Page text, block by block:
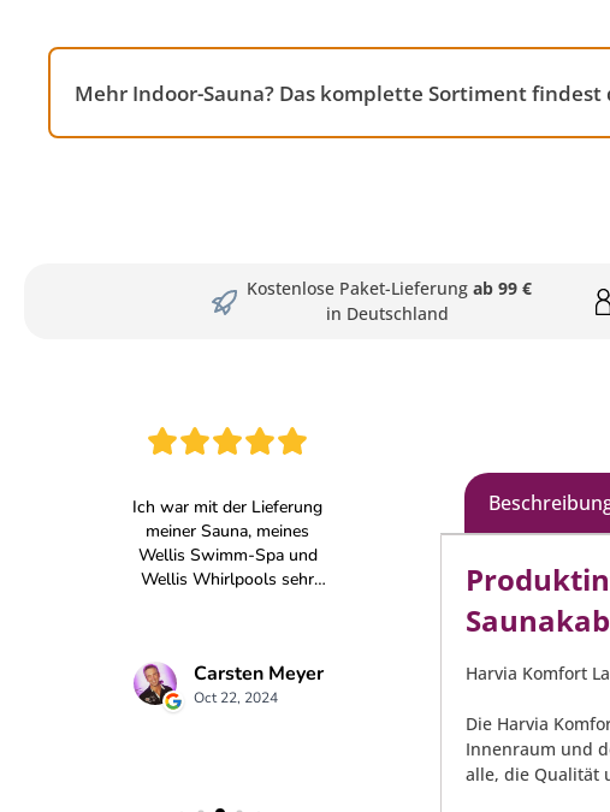
Mehr Indoor-Sauna? Das komplette Sortiment
Kostenlose Paket-Lieferung ab 99 €
in Deutschland
Harvia Komfort
Die Harvia
Innenraum und
alle, die Qualität